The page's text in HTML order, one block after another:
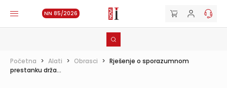
NN 85/2026
Početna > Alati > Obrasci > Rješenje o sporazumnom
prestanku drža...